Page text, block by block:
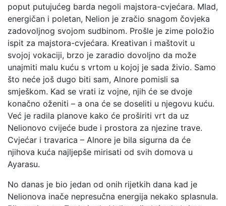
poput putujućeg barda negoli majstora-cvjećara. Mlad,
energičan i poletan, Nelion je zračio snagom čovjeka
zadovoljnog svojom sudbinom. Prošle je zime položio
ispit za majstora-cvjećara. Kreativan i maštovit u
svojoj vokaciji, brzo je zaradio dovoljno da može
unajmiti malu kuću s vrtom u kojoj je sada živio. Samo
što neće još dugo biti sam, Alnore pomisli sa
smješkom. Kad se vrati iz vojne, njih će se dvoje
konačno oženiti – a ona će se doseliti u njegovu kuću.
Već je radila planove kako će proširiti vrt da uz
Nelionovo cvijeće bude i prostora za njezine trave.
Cvjećar i travarica – Alnore je bila sigurna da će
njihova kuća najljepše mirisati od svih domova u
Ayarasu.
No danas je bio jedan od onih rijetkih dana kad je
Nelionova inače nepresučna energija nekako splasnula.